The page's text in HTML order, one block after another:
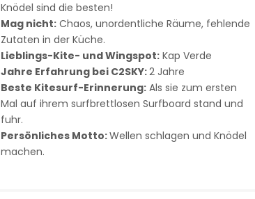
Knödel sind die besten!
Mag nicht: Chaos, unordentliche Räume, fehlende
Zutaten in der Küche.
Lieblings-Kite- und Wingspot: Kap Verde
Jahre Erfahrung bei C2SKY:2 Jahre
Beste Kitesurf-Erinnerung: Als sie zum ersten
Mal auf ihrem surfbrettlosen Surfboard stand und
fuhr.
Persönliches Motto:Wellen schlagen und Knödel
machen.